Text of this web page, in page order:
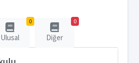
0
Ulusal
0
Diğer